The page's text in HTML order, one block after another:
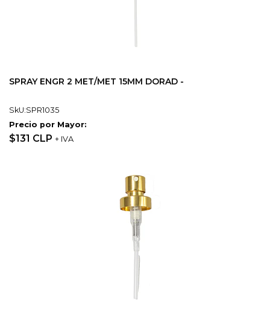
SPRAY ENGR 2 MET/MET 15MM DORAD -
SkU:SPR1035
Precio por Mayor:
$131 CLP + IVA